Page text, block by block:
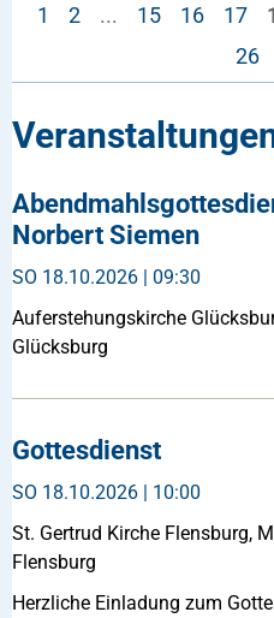
1
2 ... 15 16 17
26
Norbert Siemen
SO 18.10.2026 | 09:30
Auferstehungskirche
Glücksburg
Gottesdienst
SO 18.10.2026 | 10:00
St. Gertrud Kirche Flensburg,
Flensburg
Herzliche Einladung zum